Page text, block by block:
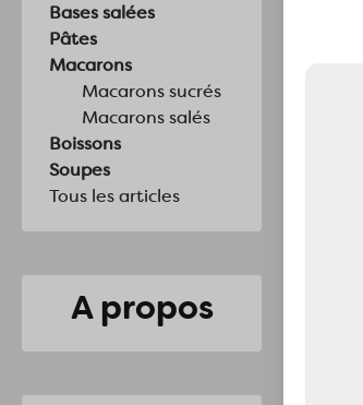
Bases salées
Pâtes
Macarons
Macarons sucrés
Macarons salés
Boissons
Soupes
Tous les articles
A propos